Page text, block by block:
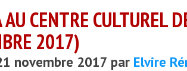
CENTRE CULTUREL
2017)
novembre 2017 par Elvire